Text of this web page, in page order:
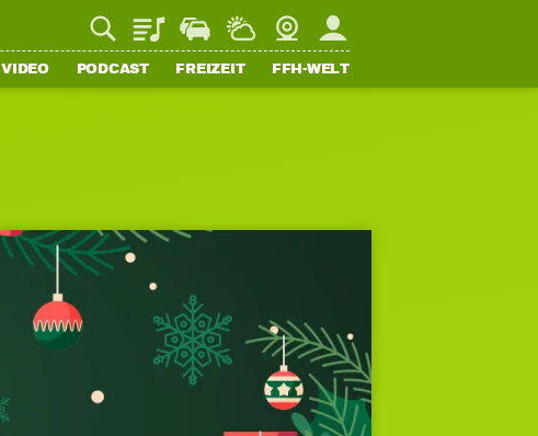
PlaylistStaupilotWetterWebcamMein FFH
VIDEO PODCAST FREIZEIT FFH-WELT